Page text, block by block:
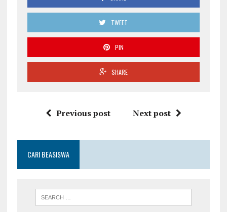
TWEET
PIN
SHARE
Previous post Next post
CARI BEASISWA